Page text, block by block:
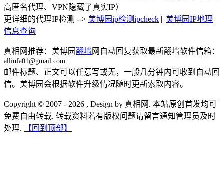
高匿名代理、VPN隐藏了真实IP）
更详细的代理IP检测 --> 美博园ip检测ipcheck || 美博园IP地理
信息查询
真相网推荐：美博园翻墙网自动回复获取最新翻墙软件信箱：
allinfa01@gmail.com
邮件标题、正文可以任意写或无，一般几分钟内可收到自动回
信。美博园会根据软件升级情况随时更新索取内容。
Copyright © 2007 - 2026 , Design by 真相网. 本站原创首发均可
免费自由转载. 转载资料若有版权问题请留言通知管理员及时
处理.
【回到顶部】